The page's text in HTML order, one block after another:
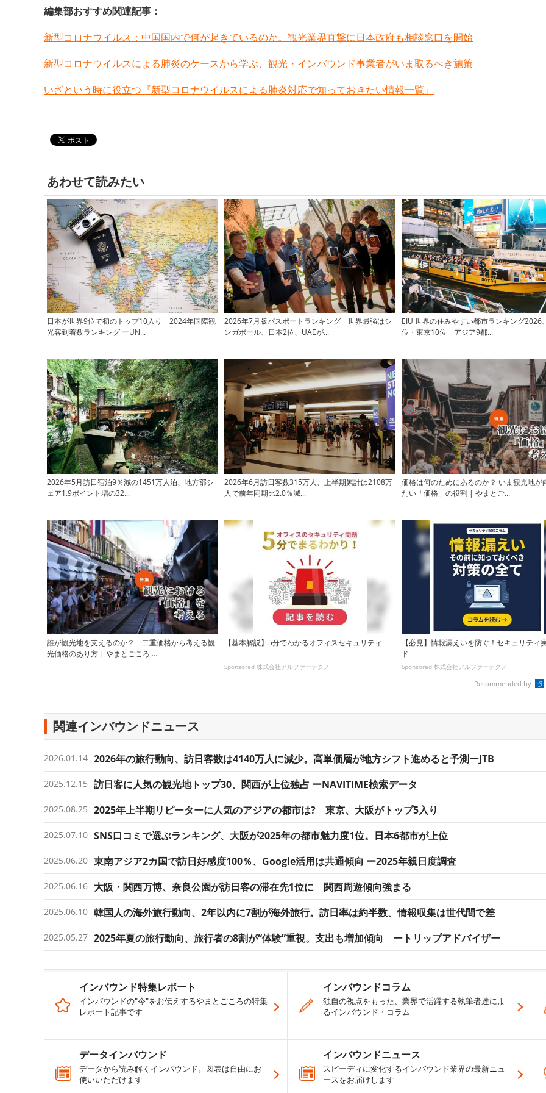
編集部おすすめ関連記事：
新型コロナウイルス：中国国内で何が起きているのか。観光業界直撃に日本政府も相談窓口を開始
新型コロナウイルスによる肺炎のケースから学ぶ、観光・インバウンド事業者がいま取るべき施策
いざという時に役立つ『新型コロナウイルスによる肺炎対応で知っておきたい情報一覧』
あわせて読みたい
日本が世界9位で初のトップ10入り 2024年国際観
光客到着数ランキング ーUN...
2026年7月版パスポートランキング 世界最強はシ
ンガポール、日本2位、UAEが...
EIU 世界の住みやすい都市ランキング2026
位・東京10位 アジア9都...
2026年5月訪日宿泊9％減の1451万人泊、地方部シ
ェア1.9ポイント増の32...
2026年6月訪日客数315万人、上半期累計は2108万
人で前年同期比2.0％減...
価格は何のためにあるのか？ いま観光地が
たい「価格」の役割 | やまとご...
誰が観光地を支えるのか？ 二重価格から考える観
光価格のあり方 | やまとごころ....
【基本解説】5分でわかるオフィスセキュリティ
Sponsored 株式会社アルファーテクノ
【必見】情報漏えいを防ぐ！セキュリティ
ド
Sponsored 株式会社アルファーテクノ
Recommended by
関連インバウンドニュース
2026.01.14 2026年の旅行動向、訪日客数は4140万人に減少。高単価層が地方シフト進めると予測ーJTB
2025.12.15 訪日客に人気の観光地トップ30、関西が上位独占 ーNAVITIME検索データ
2025.08.25 2025年上半期リピーターに人気のアジアの都市は? 東京、大阪がトップ5入り
2025.07.10 SNS口コミで選ぶランキング、大阪が2025年の都市魅力度1位。日本6都市が上位
2025.06.20 東南アジア2カ国で訪日好感度100％、Google活用は共通傾向 ー2025年親日度調査
2025.06.16 大阪・関西万博、奈良公園が訪日客の滞在先1位に 関西周遊傾向強まる
2025.06.10 韓国人の海外旅行動向、2年以内に7割が海外旅行。訪日率は約半数、情報収集は世代間で差
2025.05.27 2025年夏の旅行動向、旅行者の8割が“体験”重視。支出も増加傾向 ートリップアドバイザー
インバウンド特集レポート
インバウンドの"今"をお伝えするやまとごころの特集
レポート記事です
インバウンドコラム
独自の視点をもった、業界で活躍する執筆者達によ
るインバウンド・コラム
データインバウンド
データから読み解くインバウンド。図表は自由にお
使いいただけます
インバウンドニュース
スピーディに変化するインバウンド業界の最新ニュ
ースをお届けします